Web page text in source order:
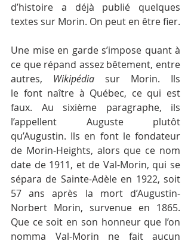
d’histoire a déjà publié quelques
textes sur Morin. On peut en être fier.
Une mise en garde s’impose quant à
ce que répand assez bêtement, entre
autres, Wikipédia sur Morin. Ils
le font naître à Québec, ce qui est
faux. Au sixième paragraphe, ils
l’appellent Auguste plutôt
qu’Augustin. Ils en font le fondateur
de Morin-Heights, alors que ce nom
date de 1911, et de Val-Morin, qui se
sépara de Sainte-Adèle en 1922, soit
57 ans après la mort d’Augustin-
Norbert Morin, survenue en 1865.
Que ce soit en son honneur que l’on
nomma Val-Morin ne fait aucun